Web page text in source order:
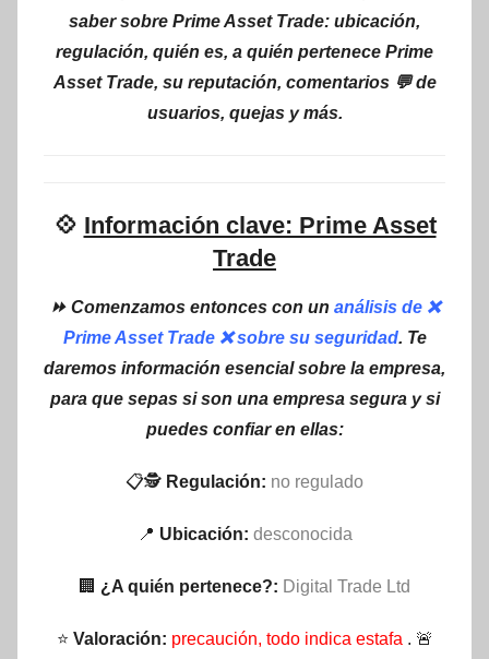
saber sobre Prime Asset Trade: ubicación,
regulación, quién es, a quién pertenece Prime
Asset Trade, su reputación, comentarios 💬 de
usuarios, quejas y más.
💠 Información clave: Prime Asset
Trade
⏩ Comenzamos entonces con un análisis de ❌
Prime Asset Trade ❌ sobre su seguridad. Te
daremos información esencial sobre la empresa,
para que sepas si son una empresa segura y si
puedes confiar en ellas:
📋🕵 Regulación: no regulado
📍 Ubicación: desconocida
🏢 ¿A quién pertenece?: Digital Trade Ltd
⭐ Valoración: precaución, todo indica estafa . 🚨